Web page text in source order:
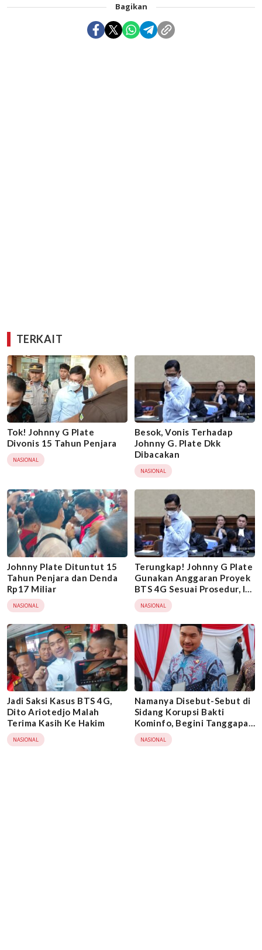
Bagikan
TERKAIT
Tok! Johnny G Plate
Divonis 15 Tahun Penjara
NASIONAL
Besok, Vonis Terhadap
Johnny G. Plate Dkk
Dibacakan
NASIONAL
Johnny Plate Dituntut 15
Tahun Penjara dan Denda
Rp17 Miliar
NASIONAL
Terungkap! Johnny G Plate
Gunakan Anggaran Proyek
BTS 4G Sesuai Prosedur, Ini
Faktanya
NASIONAL
Jadi Saksi Kasus BTS 4G,
Dito Ariotedjo Malah
Terima Kasih Ke Hakim
NASIONAL
Namanya Disebut-Sebut di
Sidang Korupsi Bakti
Kominfo, Begini Tanggapan
Menpora
NASIONAL